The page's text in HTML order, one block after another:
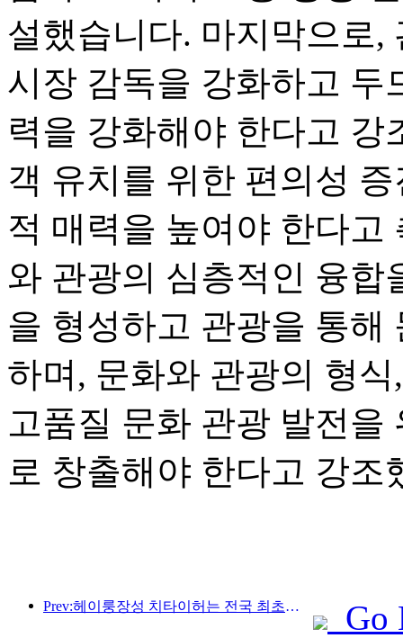
설했습니다. 마지막으로,
시장 감독을 강화하고 두
력을 강화해야 한다고 강
객 유치를 위한 편의성
적 매력을 높여야 한다고
와 관광의 심층적인 융합
을 형성하고 관광을 통해
하며, 문화와 관광의 형
고품질 문화 관광 발전
로 창출해야 한다고 강조
Prev:헤이룽장성 치타이허는 전국 최초로 빙설산업 조례를 발표해 AI와 빙설 스포츠의 융합을 장려했습니다.
Go